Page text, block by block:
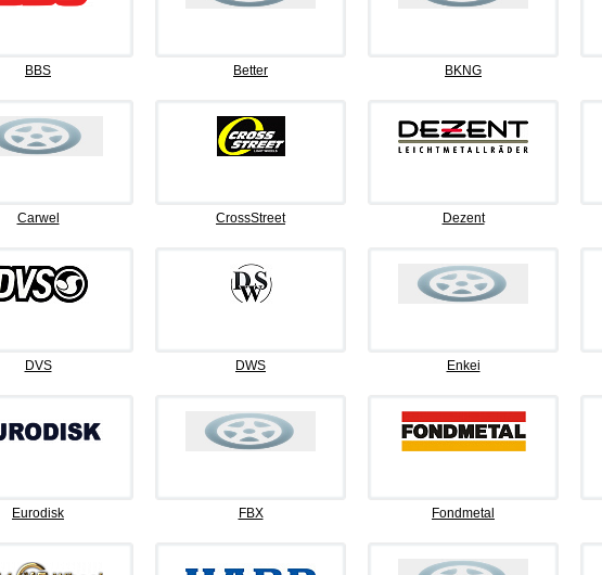
BBS Better BKNG
Carwel CrossStreet Dezent
DVS DWS Enkei
Eurodisk FBX Fondmetal